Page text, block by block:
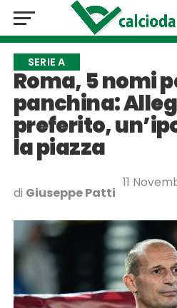
SERIE A
Roma, 5 nomi
panchina:
preferito,
la piazza
di Giuseppe Patti
11